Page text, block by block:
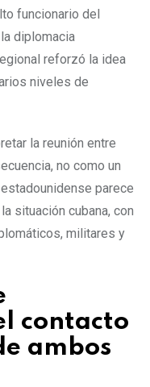
funcionario del
diplomacia
reforzó la idea
niveles de
la reunión entre
no como un
parece
situación cubana, con
militares y
contacto
ambos